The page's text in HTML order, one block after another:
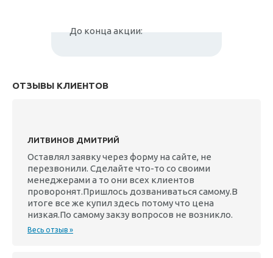
До конца акции:
ОТЗЫВЫ КЛИЕНТОВ
ЛИТВИНОВ ДМИТРИЙ
Оставлял заявку через форму на сайте, не
перезвонили. Сделайте что-то со своими
менеджерами а то они всех клиентов
проворонят.Пришлось дозваниваться самому.В
итоге все же купил здесь потому что цена
низкая.По самому закзу вопросов не возникло.
Весь отзыв »